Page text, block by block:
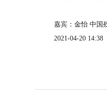
嘉宾：金怡 中国
2021-04-20 14:38